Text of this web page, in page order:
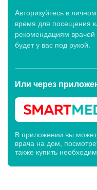
Авторизуйтесь в
время для посещения
рекомендациям врачей
будет у вас под рукой.
Или через
В приложении вы
врача на дом,
также купить